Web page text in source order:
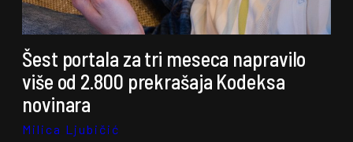
Šest portala za tri meseca napravilo
više od 2.800 prekrašaja Kodeksa
novinara
Milica Ljubičić